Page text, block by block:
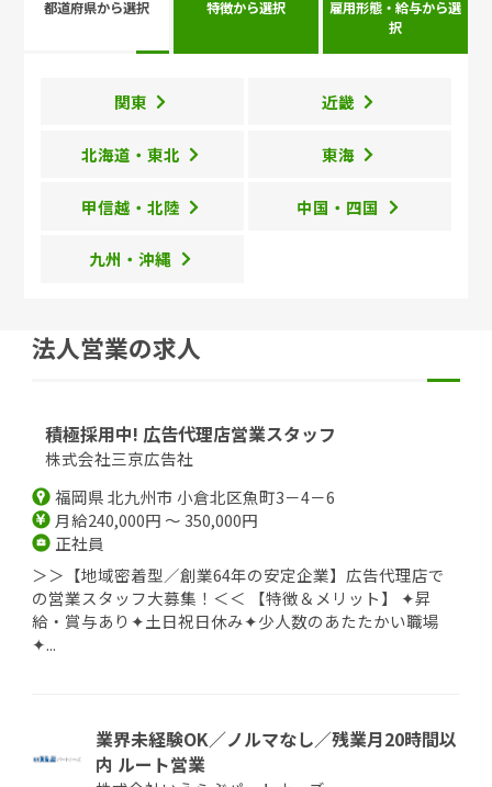
都道府県から選択
関東 近畿
北海道・東北 東海
甲信越・北陸 中国・四国
九州・沖縄
雇用形態・給与から選
択
特徴から選択
法人営業の求人
積極採用中! 広告代理店営業スタッフ
株式会社三京広告社
福岡県 北九州市 小倉北区魚町3－4－6
月給240,000円 ～ 350,000円
正社員
＞＞【地域密着型／創業64年の安定企業】広告代理店で
の営業スタッフ大募集！＜＜ 【特徴＆メリット】 ✦昇
給・賞与あり✦土日祝日休み✦少人数のあたたかい職場
✦...
業界未経験OK／ノルマなし／残業月20時間以
内 ルート営業